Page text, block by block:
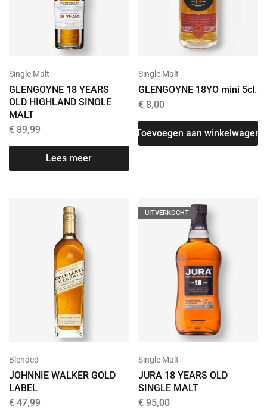
Single Malt
GLENGOYNE 18 YEARS
OLD HIGHLAND SINGLE
MALT
€ 89,99
Lees meer
Single Malt
GLENGOYNE 18YO mini 5cl.
€8,00
Toevoegen aan winkelwagen
Blended
JOHNNIE WALKER GOLD
LABEL
€ 47,99
UITVERKOCHT
Single Malt
JURA 18 YEARS OLD
SINGLE MALT
€95,00